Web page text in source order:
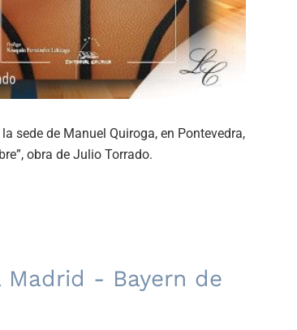
sede de Manuel Quiroga, en Pontevedra,
obra de Julio Torrado.
- Bayern de